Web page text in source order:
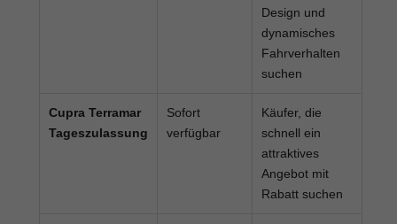
Design und
dynamisches
Fahrverhalten
suchen
Cupra Terramar
Tageszulassung
Sofort
verfügbar
Käufer, die
schnell ein
attraktives
Angebot mit
Rabatt suchen